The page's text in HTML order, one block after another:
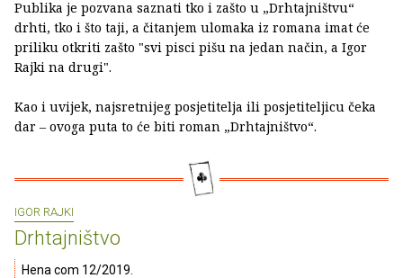
Publika je pozvana saznati tko i zašto u „Drhtajništvu“
drhti, tko i što taji, a čitanjem ulomaka iz romana imat će
priliku otkriti zašto "svi pisci pišu na jedan način, a Igor
Rajki na drugi".
Kao i uvijek, najsretnijeg posjetitelja ili posjetiteljicu čeka
dar – ovoga puta to će biti roman „Drhtajništvo“.
IGOR RAJKI
Drhtajništvo
Hena com 12/2019.